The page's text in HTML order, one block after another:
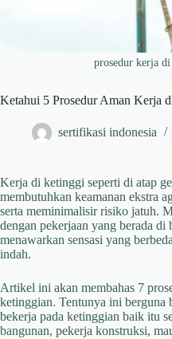
prosedur kerja
Ketahui 5 Prosedur Aman Kerja
sertifikasi indonesia
Kerja di ketinggi seperti di atap
membutuhkan keamanan ekstra
serta meminimalisir risiko jatuh.
dengan pekerjaan yang berada
menawarkan sensasi yang
indah.
Artikel ini akan membahas 7
ketinggian. Tentunya ini berguna
bekerja pada ketinggian baik itu
bangunan, pekerja konstruksi,